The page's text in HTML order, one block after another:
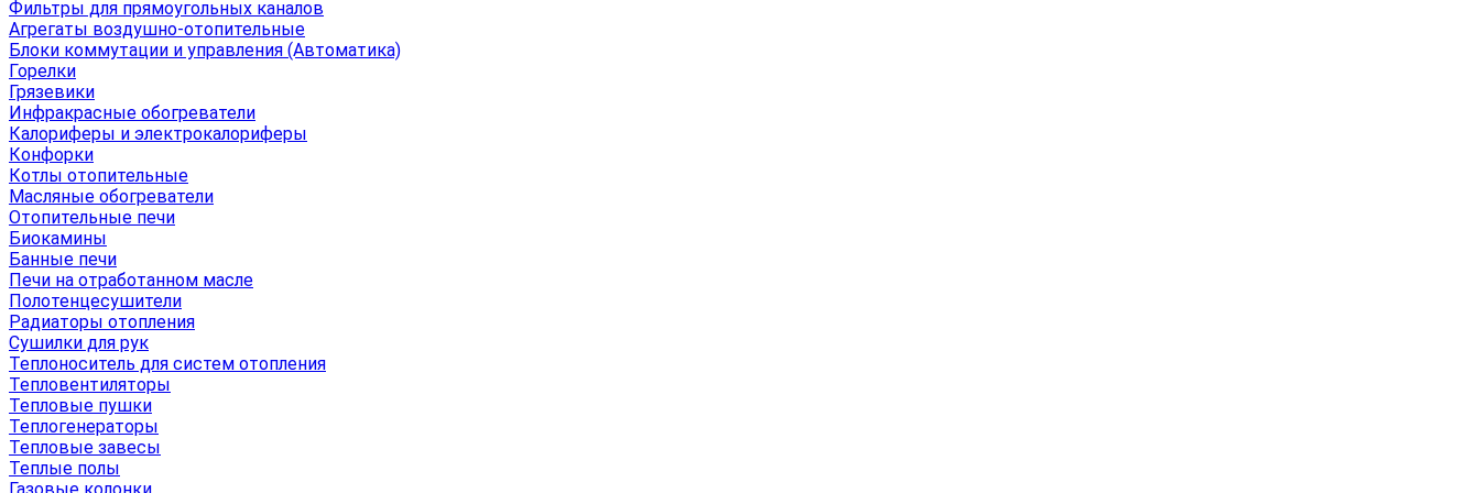
Фильтры для прямоугольных каналов
Агрегаты воздушно-отопительные
Блоки коммутации и управления (Автоматика)
Горелки
Грязевики
Инфракрасные обогреватели
Калориферы и электрокалориферы
Конфорки
Котлы отопительные
Масляные обогреватели
Отопительные печи
Биокамины
Банные печи
Печи на отработанном масле
Полотенцесушители
Радиаторы отопления
Сушилки для рук
Теплоноситель для систем отопления
Тепловентиляторы
Тепловые пушки
Теплогенераторы
Тепловые завесы
Теплые полы